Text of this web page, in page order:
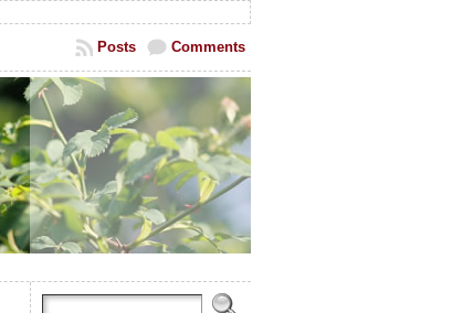
Comments
Posts